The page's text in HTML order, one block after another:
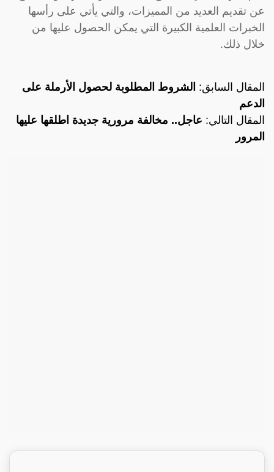
عن تقديم العديد من المميزات، والتي يأتي على رأسها
الخبرات العلمية الكبيرة التي يمكن الحصول عليها من
خلال ذلك.
المقال السابق: الشروط المطلوبة لحصول الأرملة على
الدعم
المقال التالي: عاجل.. مخالفة مرورية جديدة اطلقها عليها
المرور